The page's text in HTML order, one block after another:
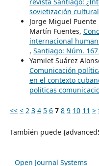
sovietización
Jorge Miguel
Martín Fuentes,
internacional
, Santiago: Núm. 167
Yamilet Suárez
Comunicación
en el contexto
políticas
<< < 2 3 4 5 6 7 8 9 10 11 >
También puede
Open Journal Systems